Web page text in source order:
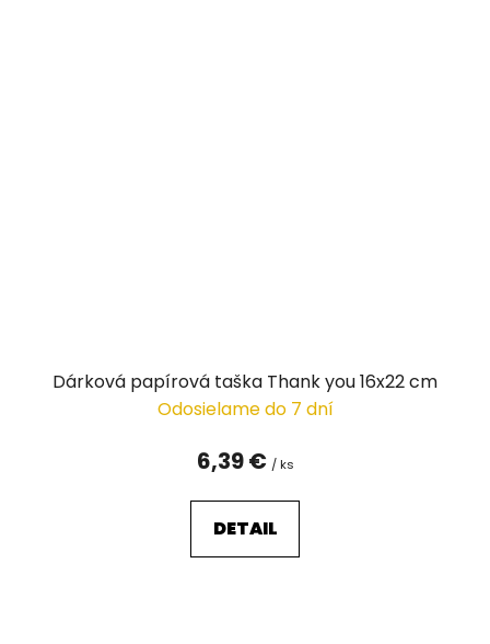
Dárková papírová taška Thank you 16x22 cm
Odosielame do 7 dní
6,39 € / ks
DETAIL